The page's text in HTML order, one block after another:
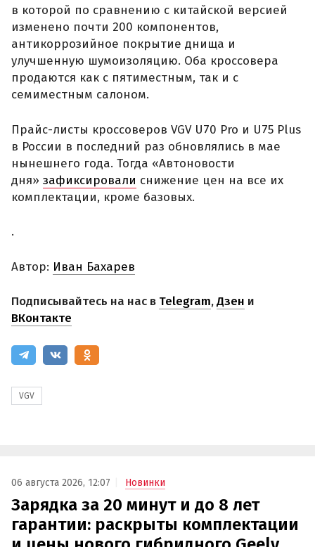
в которой по сравнению с китайской версией
изменено почти 200 компонентов,
антикоррозийное покрытие днища и
улучшенную шумоизоляцию. Оба кроссовера
продаются как с пятиместным, так и с
семиместным салоном.
Прайс-листы кроссоверов VGV U70 Pro и U75 Plus
в России в последний раз обновлялись в мае
нынешнего года. Тогда «Автоновости
дня» зафиксировали снижение цен на все их
комплектации, кроме базовых.
.
Автор: Иван Бахарев
Подписывайтесь на нас в Telegram,Дзен и
ВКонтакте
VGV
06 августа 2026, 12:07 Новинки
Зарядка за 20 минут и до 8 лет
гарантии: раскрыты комплектации